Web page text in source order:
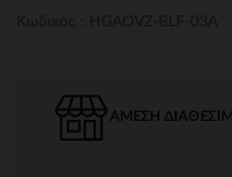
ΆΜΕΣΗ